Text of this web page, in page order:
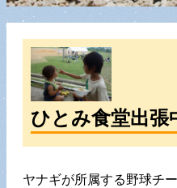
ひとみ食堂出張
ヤナギが所属する野球チ